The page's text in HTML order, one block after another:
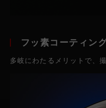
フッ素コーティン
多岐にわたるメリットで、